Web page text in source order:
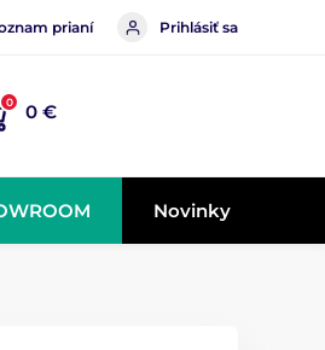
prianí Prihlásiť sa
0 0 €
Novinky